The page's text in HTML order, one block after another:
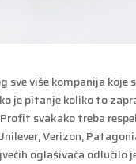
sve više kompanija
je pitanje koliko to
svakako treba
Verizon,
oglašivača